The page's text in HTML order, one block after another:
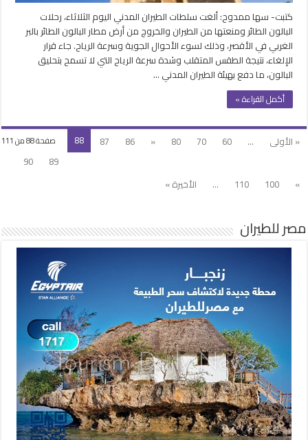
كتبت- سها ممدوح: ألغت سلطات الطيران المدني اليوم الثلاثاء، رحلات
البالون الطائر ومنعتها من الطيران والخروج من أرض مطار البالون الطائر بالبر
الغربي في الأقصر، وذلك لسوء الأحوال الجوية وسرعة الرياح. جاء قرار
الإلغاء، نتيجة الطقس المتقلب وشدة سرعة الرياح التي لا تسمح بتحليق
البالون، ما دفع بهيئة الطيران المدني …
أكمل القراءة »
صفحة 88 من 111 « الأولى ...
60
70
80
«
86
87
88
89
90
»
100
110
... الأخيرة »
مصر للطيران